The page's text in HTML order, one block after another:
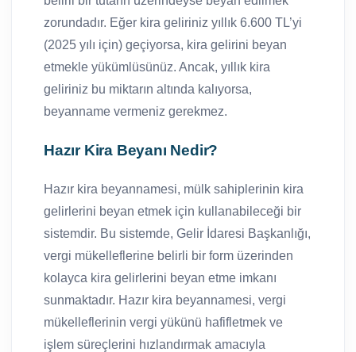
zorundadır. Eğer kira geliriniz yıllık 6.600 TL’yi
(2025 yılı için) geçiyorsa, kira gelirini beyan
etmekle yükümlüsünüz. Ancak, yıllık kira
geliriniz bu miktarın altında kalıyorsa,
beyanname vermeniz gerekmez.
Hazır Kira Beyanı Nedir?
Hazır kira beyannamesi, mülk sahiplerinin kira
gelirlerini beyan etmek için kullanabileceği bir
sistemdir. Bu sistemde, Gelir İdaresi Başkanlığı,
vergi mükelleflerine belirli bir form üzerinden
kolayca kira gelirlerini beyan etme imkanı
sunmaktadır. Hazır kira beyannamesi, vergi
mükelleflerinin vergi yükünü hafifletmek ve
işlem süreçlerini hızlandırmak amacıyla